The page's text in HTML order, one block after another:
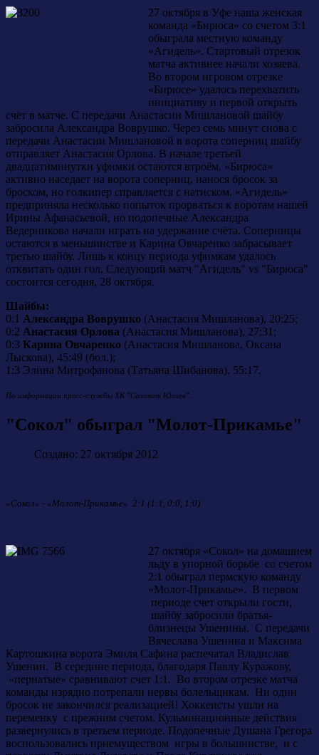
27 октября в Уфе наша женская
команда «Бирюса» со счетом 3:1
обыграла местную команду
«Агидель». Стартовый отрезок
матча активнее начали хозяева.
Во втором игровом отрезке
«Бирюсе» удалось перехватить
инициативу и первой открыть
счёт в матче. С передачи Анастасии Мишлановой шайбу
забросила Александра Воврушко. Через семь минут снова с
передачи Анастасии Мишлановой в ворота соперниц шайбу
отправляет Анастасия Орлова. В начале третьей
двадцатиминутки уфимки остаются втроём. «Бирюса»
активно наседает на ворота соперниц, нанося бросок за
броском, но голкипер справляется с натиском. «Агидель»
предприняла несколько попыток прорваться к воротам нашей
Ирины Афанасьевой, но подопечные Александра
Ведерникова начали играть на удержание счёта. Соперницы
остаются в меньшинстве и Карина Овчаренко забрасывает
третью шайбу. Лишь к концу периода уфимкам удалось
отквитать один гол. Следующий матч "Агидель" vs "Бирюса"
состоится сегодня, 28 октября.
Шайбы:
0:1 Александра Воврушко (Анастасия Мишланова), 20:25;
0:2 Анастасия Орлова (Анастасия Мишланова), 27:31;
0:3 Карина Овчаренко (Анастасия Мишланова, Оксана
Лыскова), 45:49 (бол.);
1:3 Элина Митрофанова (Татьяна Шибанова), 55:17.
По информации пресс-службы ХК "Салават Юлаев".
"Сокол" обыграл "Молот-Прикамье"
Создано: 27 октября 2012
«Сокол» - «Молот-Прикамье» 2:1 (1:1, 0:0, 1:0)
27 октября «Сокол» на домашнем
льду в упорной борьбе со счетом
2:1 обыграл пермскую команду
«Молот-Прикамье». В первом
периоде счет открыли гости,
шайбу забросили братья-
близнецы Ушенины. С передачи
Вячеслава Ушенина и Максима
Картошкина ворота Эмиля Сафина распечатал Владислав
Ушенин. В середине периода, благодаря Павлу Куражову,
«пернатые» сравнивают счет 1:1. Во втором отрезке матча
команды изрядно потрепали нервы болельщикам. Ни один
бросок не закончился реализацией! Хоккеисты ушли на
переменку с прежним счетом. Кульминационные действия
развернулись в третьем периоде. Подопечные Душана Грегора
воспользовались приемуществом игры в большинстве, и с